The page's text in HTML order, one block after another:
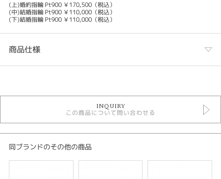
(上)婚約指輪 Pt900 ￥170,500（税込）
(中)結婚指輪 Pt900 ￥110,000（税込）
(下)結婚指輪 Pt900 ￥110,000（税込）
商品仕様
セットリング アンティーク
いい夫婦ブライダル セットリング
デザイン
INQUIRY
この商品について問い合わせる
同ブランドのその他の商品